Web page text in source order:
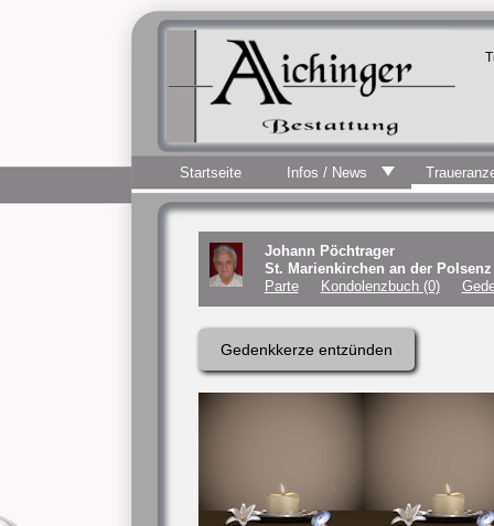
Startseite Infos / News
Johann Pöchtrager
St. Marienkirchen an der
Parte
Kondolenzbuch (0)
Gedenkkerze entzünden